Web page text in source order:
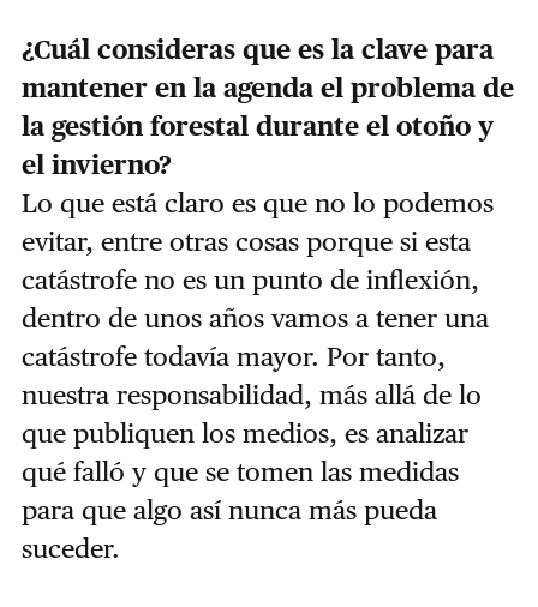
¿Cuál consideras que es la clave para
mantener en la agenda el problema de
la gestión forestal durante el otoño y
el invierno?
Lo que está claro es que no lo podemos
evitar, entre otras cosas porque si esta
catástrofe no es un punto de inflexión,
dentro de unos años vamos a tener una
catástrofe todavía mayor. Por tanto,
nuestra responsabilidad, más allá de lo
que publiquen los medios, es analizar
qué falló y que se tomen las medidas
para que algo así nunca más pueda
suceder.